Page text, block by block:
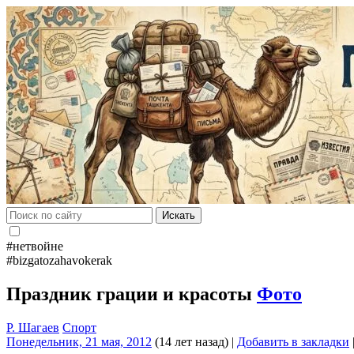
Искать
#нетвойне
#bizgatozahavokerak
Праздник грации и красоты Фото
Р. Шагаев Спорт
Понедельник, 21 мая, 2012 (14 лет назад) | Добавить в закладки